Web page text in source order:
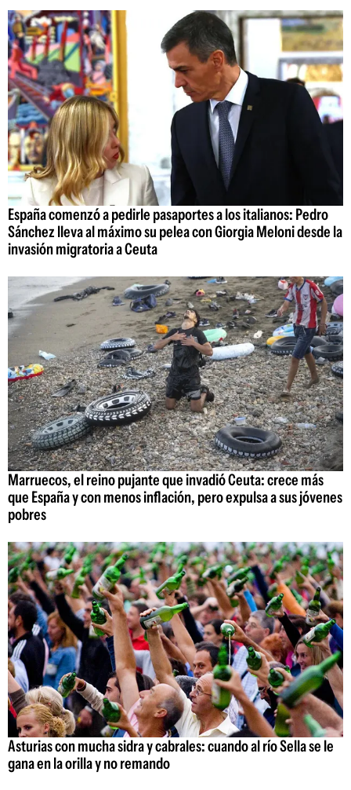
España comenzó a pedirle pasaportes a los italianos: Pedro
Sánchez lleva al máximo su pelea con Giorgia Meloni desde la
invasión migratoria a Ceuta
Marruecos, el reino pujante que invadió Ceuta: crece más
que España y con menos inflación, pero expulsa a sus jóvenes
pobres
Asturias con mucha sidra y cabrales: cuando al río Sella se le
gana en la orilla y no remando